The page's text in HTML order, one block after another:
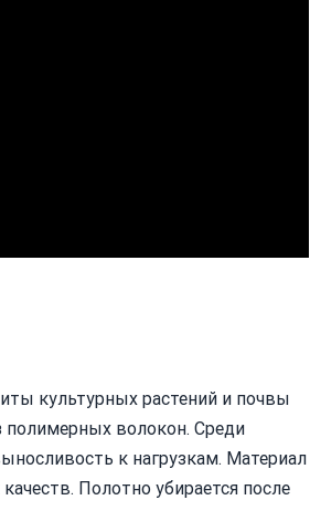
культурных растений и почвы
полимерных волокон. Среди
к нагрузкам. Материал
Полотно убирается после